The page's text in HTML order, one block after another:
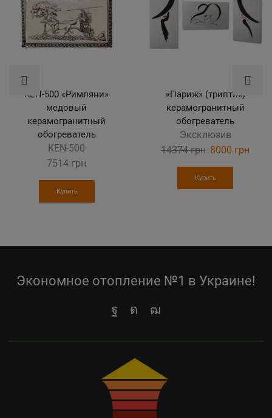
KEN-500 «Римляни»
медовый
керамогранитный
обогреватель
KEN-500
7514 грн
Купить
«Париж» (триптих)
керамогранитный
обогреватель
Эксклюзив
14374грн Original
price
was:
8000 грн
Купить
Экономное отопление №1 в Украине!